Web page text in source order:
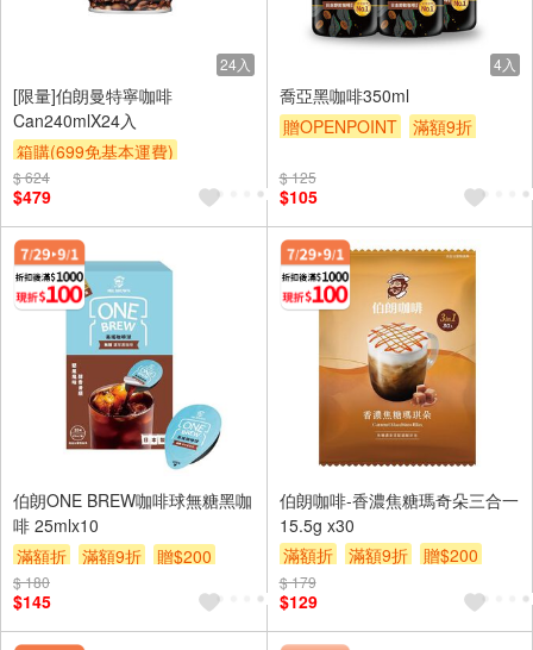
24入
[限量]伯朗曼特寧咖啡
Can240mlX24入
箱購(699免基本運費)
滿額9折
$ 624
$479
4入
喬亞黑咖啡350ml
贈OPENPOINT
滿額9折
$ 125
$105
伯朗ONE BREW咖啡球無糖黑咖
啡 25mlx10
滿額折
滿額9折 贈$200
$ 180
$145
伯朗咖啡-香濃焦糖瑪奇朵三合一
15.5g x30
滿額折
滿額9折 贈$200
$ 179
$129